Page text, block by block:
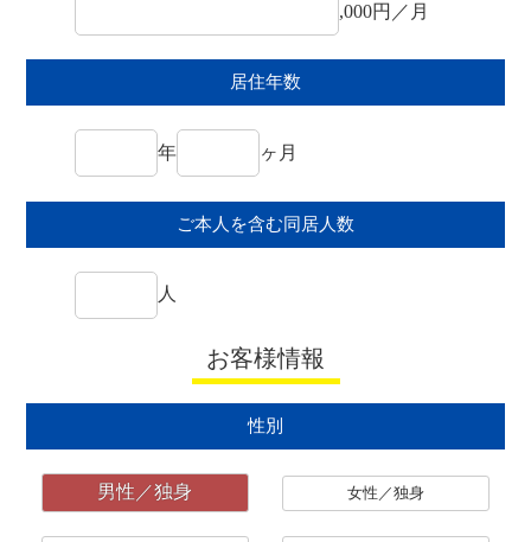
,000円／月
居住年数
年 ヶ月
ご本人を含む同居人数
人
お客様情報
性別
男性／独身 女性／独身